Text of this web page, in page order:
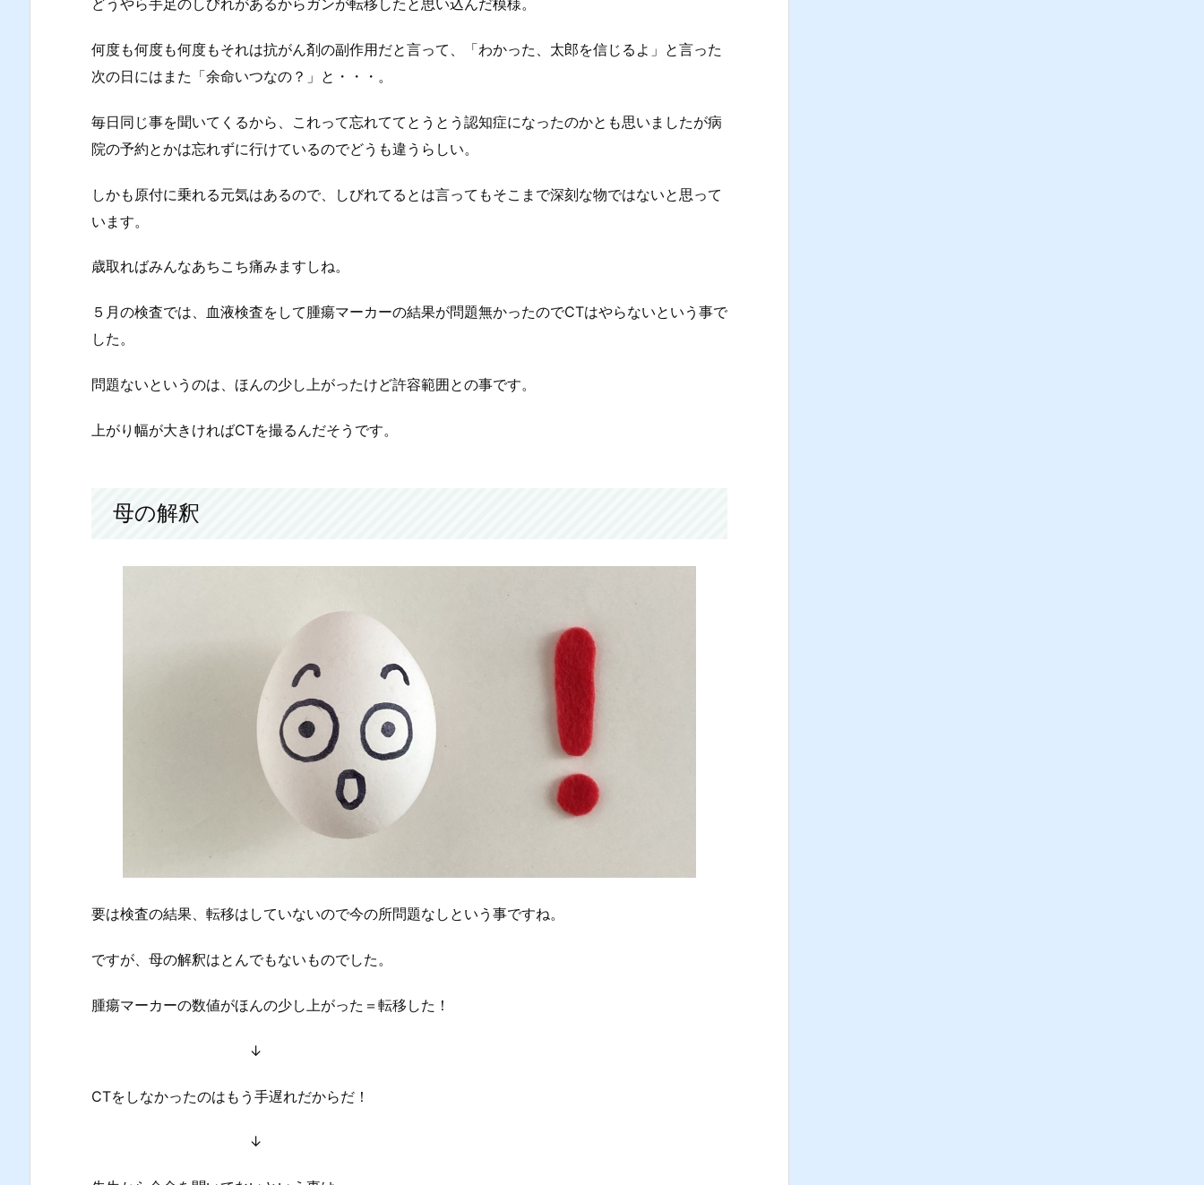
どうやら手足のしびれがあるからガンが転移したと思い込んだ模様。
何度も何度も何度もそれは抗がん剤の副作用だと言って、「わかった、太郎を信じるよ」と言った
次の日にはまた「余命いつなの？」と・・・。
毎日同じ事を聞いてくるから、これって忘れててとうとう認知症になったのかとも思いましたが病
院の予約とかは忘れずに行けているのでどうも違うらしい。
しかも原付に乗れる元気はあるので、しびれてるとは言ってもそこまで深刻な物ではないと思って
います。
歳取ればみんなあちこち痛みますしね。
５月の検査では、血液検査をして腫瘍マーカーの結果が問題無かったのでCTはやらないという事で
した。
問題ないというのは、ほんの少し上がったけど許容範囲との事です。
上がり幅が大きければCTを撮るんだそうです。
母の解釈
要は検査の結果、転移はしていないので今の所問題なしという事ですね。
ですが、母の解釈はとんでもないものでした。
腫瘍マーカーの数値がほんの少し上がった＝転移した！
↓
CTをしなかったのはもう手遅れだからだ！
↓